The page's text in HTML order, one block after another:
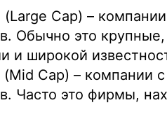
Cap) –
Обычно это
и широкой
Cap) – компании
Часто это фирмы,